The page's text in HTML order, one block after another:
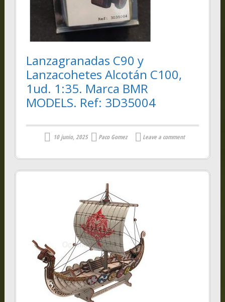
Lanzagranadas C90 y
Lanzacohetes Alcotán C100,
1ud. 1:35. Marca BMR
MODELS. Ref: 3D35004
10 junio, 2025 Paco Gomez Leave a comment